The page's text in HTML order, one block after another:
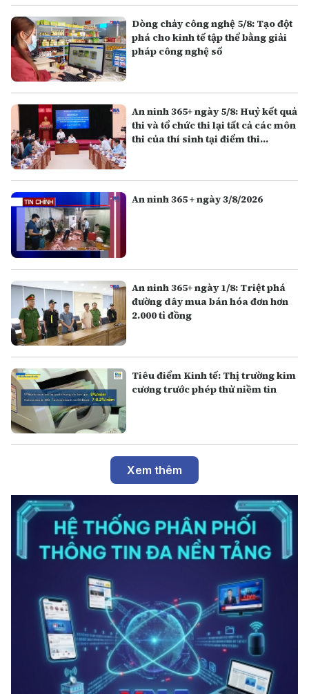
Dòng chảy công nghệ 5/8: Tạo đột
phá cho kinh tế tập thể bằng giải
pháp công nghệ số
An ninh 365+ ngày 5/8: Huỷ kết quả
thi và tổ chức thi lại tất cả các môn
thi của thí sinh tại điểm thi
An ninh 365 + ngày 3/8/2026
An ninh 365+ ngày 1/8: Triệt phá
đường dây mua bán hóa đơn hơn
2.000 tỉ đồng
Tiêu điểm Kinh tế: Thị trường kim
cương trước phép thử niềm tin
Xem thêm